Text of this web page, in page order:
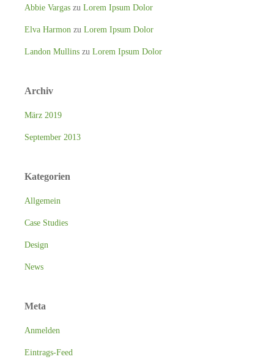
Abbie Vargaszu Lorem Ipsum Dolor
Elva Harmon zu Lorem Ipsum Dolor
Landon Mullinszu Lorem Ipsum Dolor
Archiv
März 2019
September 2013
Kategorien
Allgemein
Case Studies
Design
News
Meta
Anmelden
Eintrags-Feed